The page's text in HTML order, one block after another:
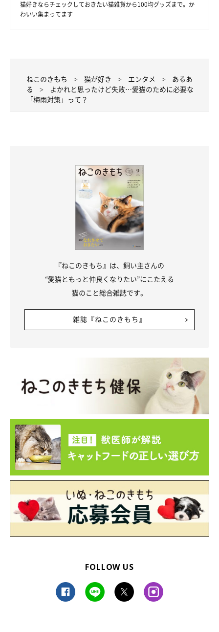
猫好きならチェックしておきたい猫雑貨から100均グッズまで。か
わいい集まってます
ねこのきもち 猫が好き エンタメ
あるあ
る
よかれと思ったけど失敗…愛猫のために必要な
「梅雨対策」って？
『ねこのきもち』は、飼い主さんの
“愛猫ともっと仲良くなりたい”にこたえる
猫のこと総合雑誌です。
雑誌『ねこのきもち』
FOLLOW US